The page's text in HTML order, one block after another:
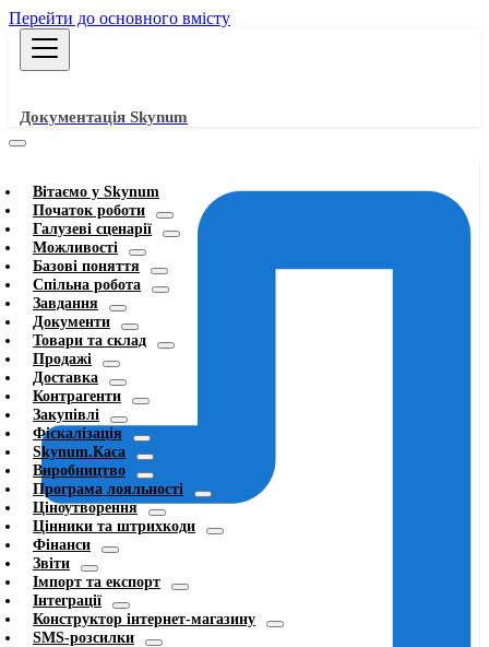
Перейти до основного вмісту
Документація Skynum
Вітаємо у Skynum
Початок роботи
Галузеві сценарії
Можливості
Базові поняття
Спільна робота
Завдання
Документи
Товари та склад
Продажі
Доставка
Контрагенти
Закупівлі
Фіскалізація
Skynum.Каса
Виробництво
Програма лояльності
Ціноутворення
Цінники та штрихкоди
Фінанси
Звіти
Імпорт та експорт
Інтеграції
Конструктор інтернет-магазину
SMS-розсилки